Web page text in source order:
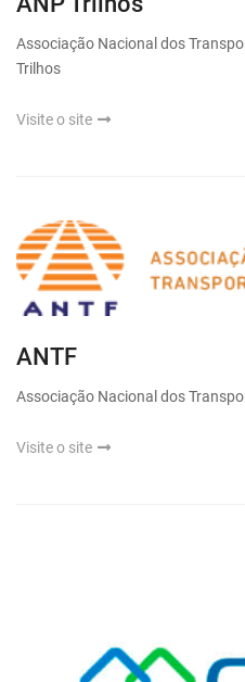
Associação Nacional dos
Trilhos
Visite o site
ANTF
Associação Nacional dos
Visite o site